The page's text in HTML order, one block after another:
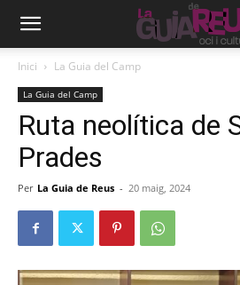
Inici La Guia del Camp
La Guia del Camp
Ruta neolítica de
Prades
Per La Guia de Reus - 20 maig, 2024